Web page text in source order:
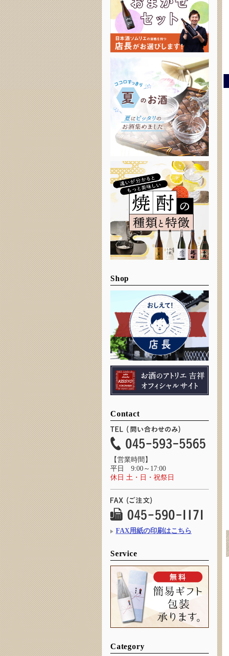
Shop
Contact
【営業時間】
平日 9:00～17:00
休日 土・日・祝祭日
FAX用紙の印刷はこちら
Service
Category